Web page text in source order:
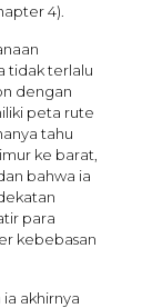
4).
tidak terlalu
dengan
peta rute
tahu
ke barat,
bahwa ia
para
kebebasan
akhirnya